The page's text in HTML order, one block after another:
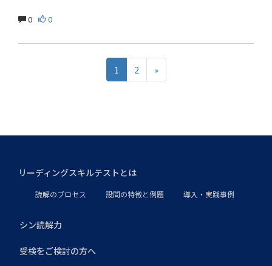
0 0
1 2 »
リーディングスキルテストとは
読解のプロセス 設問の特徴と例題 導入・実践事例
シン読解力
受検をご検討の方へ